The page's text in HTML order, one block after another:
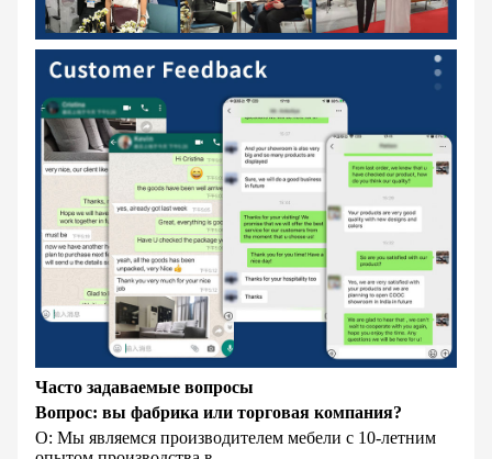
Часто задаваемые вопросы
Вопрос: вы фабрика или торговая компания?
О: Мы являемся производителем мебели с 10-летним